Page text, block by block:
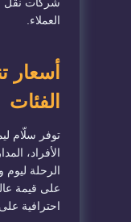
العملاء.
أسعار
الفئات
توفر سلّام
الأفراد،
الرحلة ليوم
على قيمة
احترافية